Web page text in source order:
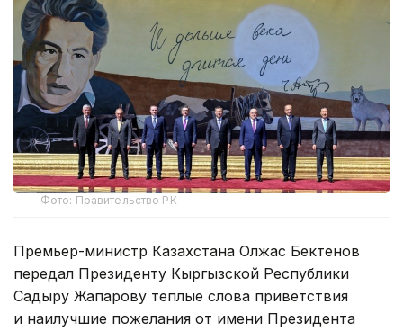
Фото: Правительство РК
Премьер-министр Казахстана Олжас Бектенов
передал Президенту Кыргызской Республики
Садыру Жапарову теплые слова приветствия
и наилучшие пожелания от имени Президента